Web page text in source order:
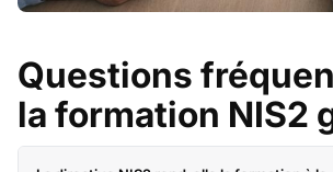
Questions
la formation NIS2